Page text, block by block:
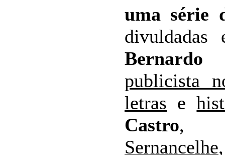
uma série
Bernardo
publicista
letras e
Castro
Sernancelhe